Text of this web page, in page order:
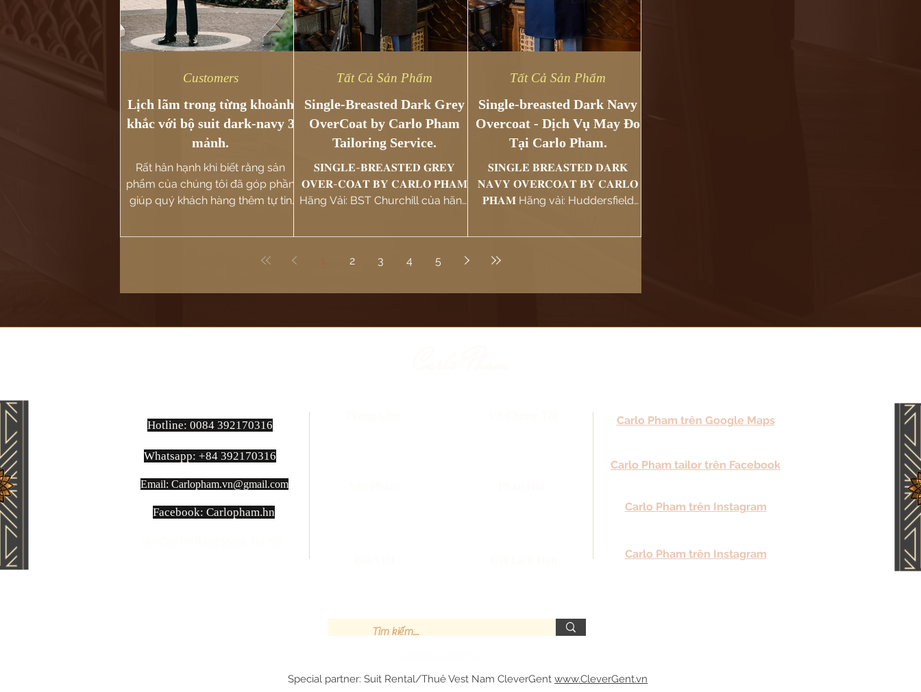
Lịch lãm trong từng khoảnh
khắc với bộ suit dark-navy 3
mảnh.
Rất hân hạnh khi biết rằng sản
phẩm của chúng tôi đã góp phần
giúp quý khách hàng thêm tự tin
nghĩa này....
Customers
Single-Breasted Dark Grey
OverCoat by Carlo Pham
Tailoring Service.
𝐒𝐈𝐍𝐆𝐋𝐄-𝐁𝐑𝐄𝐀𝐒𝐓𝐄𝐃 𝐆𝐑𝐄𝐘
𝐎𝐕𝐄𝐑-𝐂𝐎𝐀𝐓 𝐁𝐘 𝐂𝐀𝐑𝐋𝐎 𝐏𝐇𝐀𝐌
Hãng Vải: BST Churchill của hãng
Tất Cả Sản Phẩm
Single-breasted Dark Navy
Overcoat - Dịch Vụ May Đo
Tại Carlo Pham.
𝐒𝐈𝐍𝐆𝐋𝐄 𝐁𝐑𝐄𝐀𝐒𝐓𝐄𝐃 𝐃𝐀𝐑𝐊
𝐍𝐀𝐕𝐘 𝐎𝐕𝐄𝐑𝐂𝐎𝐀𝐓 𝐁𝐘 𝐂𝐀𝐑𝐋𝐎
𝐏𝐇𝐀𝐌 Hãng vải: Huddersfield
Tất Cả Sản Phẩm
1 2 3 4 5
Hotline: 0084 392170316
Whatsapp: +84 392170316
Email: Carlopham.vn@gmail.com
​Facebook: Carlopham.hn
Carlo Pham trên Google Maps
Carlo Pham tailor trên Facebook
Carlo Pham trên Instagram
Carlo Pham trên Instagram
Special partner: Suit Rental/Thuê Vest Nam CleverGent www.CleverGent.vn